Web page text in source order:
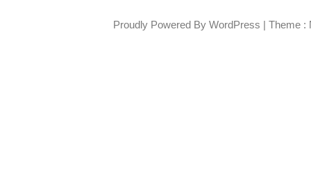
Proudly Powered By WordPress | Theme :